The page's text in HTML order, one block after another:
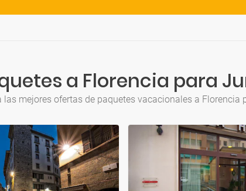
a Florencia para
las mejores ofertas de paquetes vacacionales a Florencia